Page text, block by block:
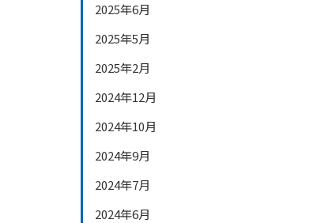
2025年6月
2025年5月
2025年2月
2024年12月
2024年10月
2024年9月
2024年7月
2024年6月